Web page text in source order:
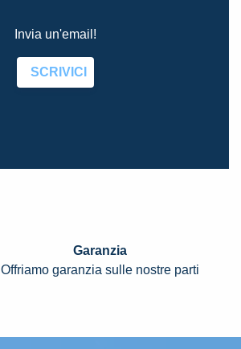
Invia un'email!
SCRIVICI
Garanzia
Offriamo garanzia sulle nostre parti